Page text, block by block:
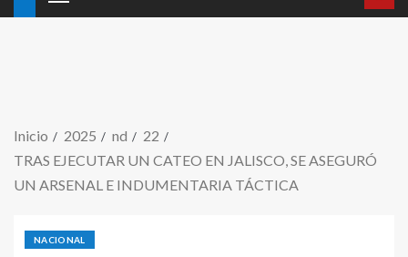
Inicio 2025 nd
22
TRAS EJECUTAR UN CATEO EN JALISCO, SE ASEGURÓ
UN ARSENAL E INDUMENTARIA TÁCTICA
NACIONAL